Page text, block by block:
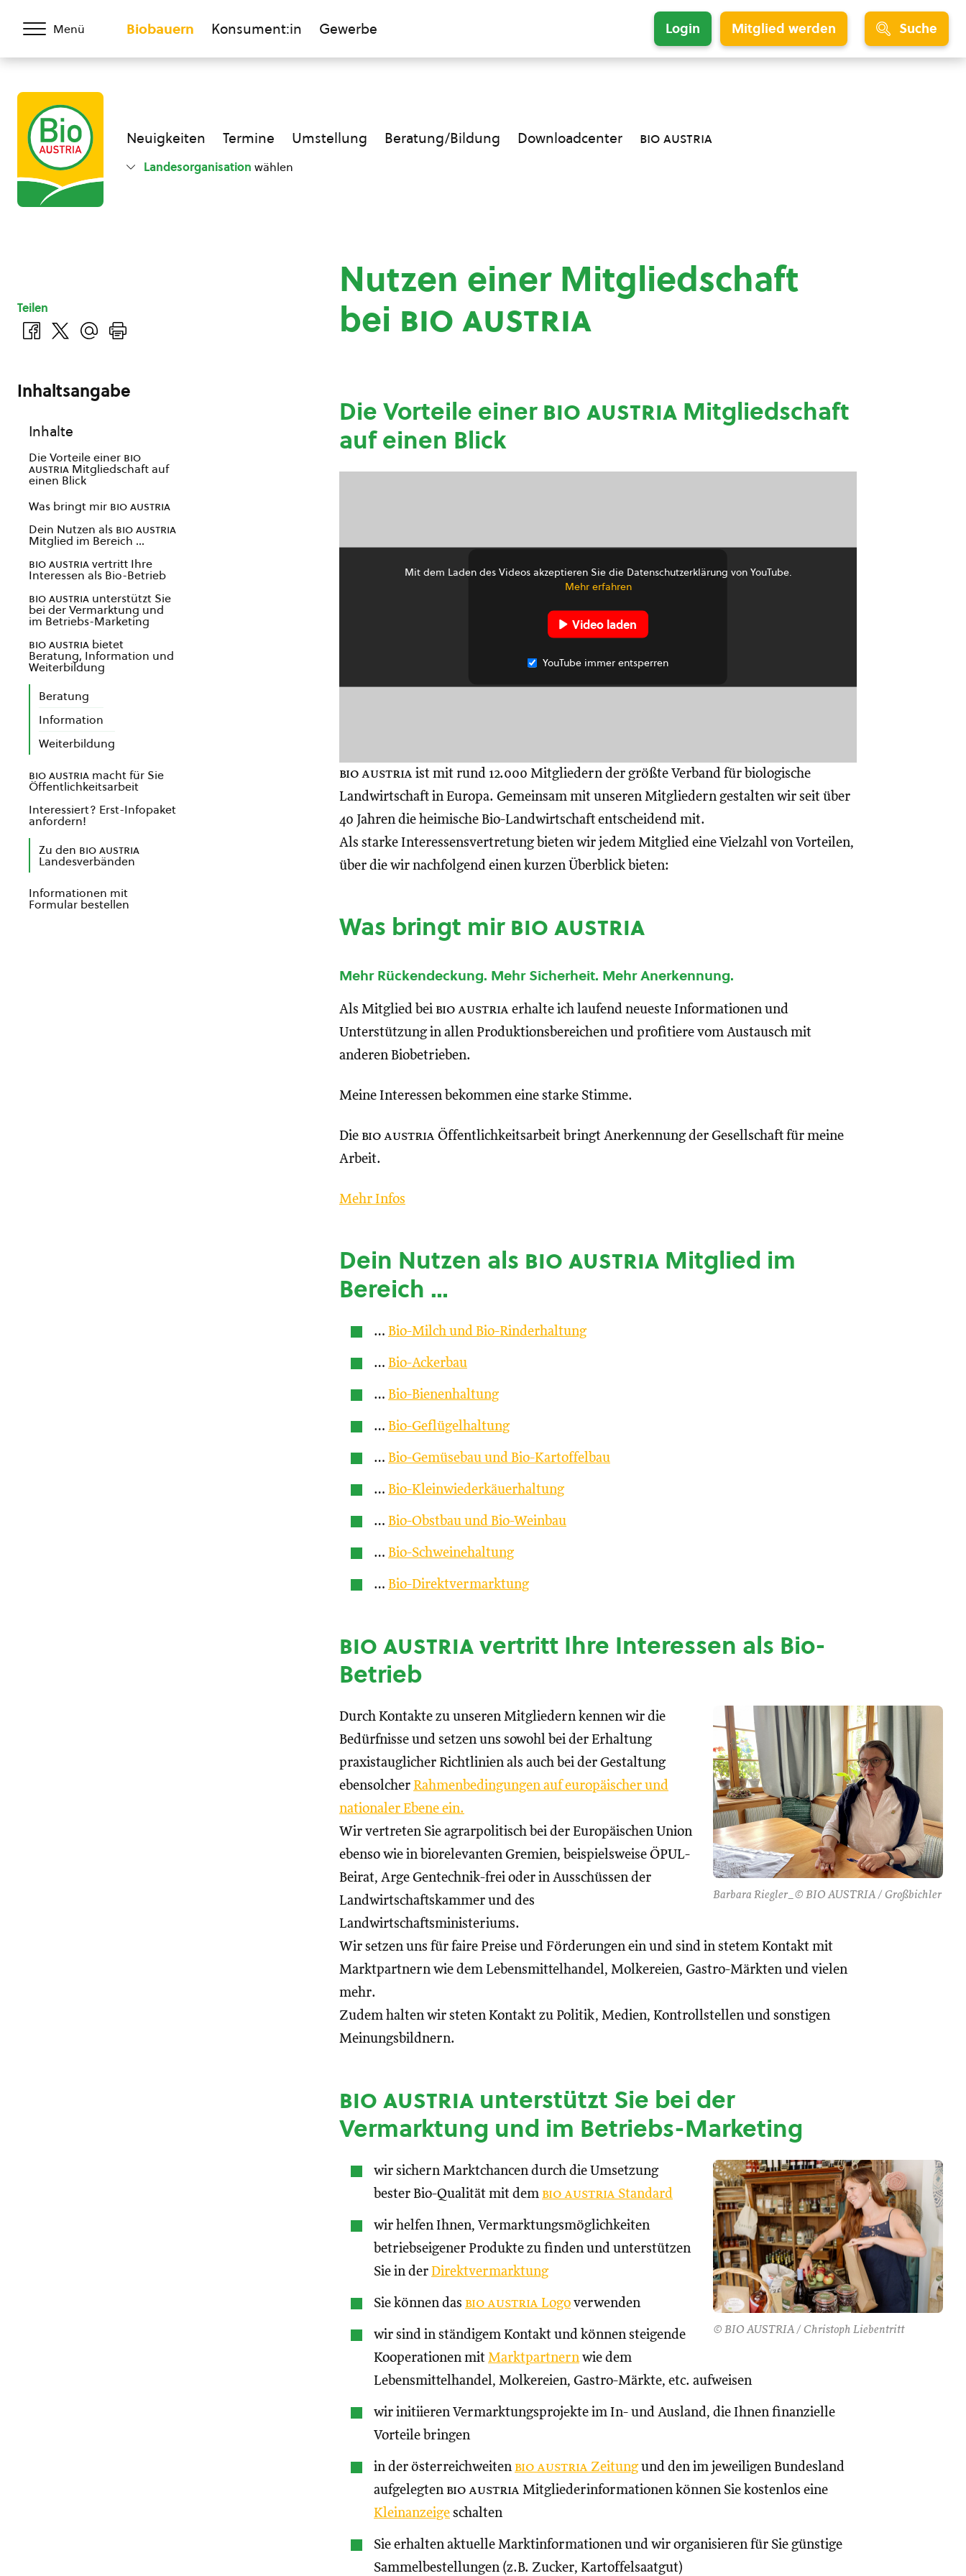
Menü Biobauern Konsument:in Gewerbe Login Mitglied werden Suche
Neuigkeiten Termine Umstellung Beratung/Bildung Downloadcenter bio austria
Landesorganisation wählen
Nutzen einer Mitgliedschaft
bei bio austria
Die Vorteile einerbio austria Mitgliedschaft
auf einen Blick
Mit dem Laden des Videos akzeptieren Sie die Datenschutzerklärung von YouTube.
Mehr erfahren
Video laden
YouTube immer entsperren
bio austria ist mit rund 12.000 Mitgliedern der größte Verband für biologische
Landwirtschaft in Europa. Gemeinsam mit unseren Mitgliedern gestalten wir seit über
40 Jahren die heimische Bio-Landwirtschaft entscheidend mit.
Als starke Interessensvertretung bieten wir jedem Mitglied eine Vielzahl von Vorteilen,
über die wir nachfolgend einen kurzen Überblick bieten:
Was bringt mirbio austria
Mehr Rückendeckung. Mehr Sicherheit. Mehr Anerkennung.
Als Mitglied bei bio austria erhalte ich laufend neueste Informationen und
Unterstützung in allen Produktionsbereichen und profitiere vom Austausch mit
anderen Biobetrieben.
Meine Interessen bekommen eine starke Stimme.
Die bio austria Öffentlichkeitsarbeit bringt Anerkennung der Gesellschaft für meine
Arbeit.
Mehr Infos
Dein Nutzen als bio austria Mitglied im
Bereich …
… Bio-Milch und Bio-Rinderhaltung
… Bio-Ackerbau
… Bio-Bienenhaltung
… Bio-Geflügelhaltung
… Bio-Gemüsebau und Bio-Kartoffelbau
… Bio-Kleinwiederkäuerhaltung
… Bio-Obstbau und Bio-Weinbau
… Bio-Schweinehaltung
… Bio-Direktvermarktung
bio austriavertritt Ihre Interessen als Bio-
Betrieb
Barbara Riegler_© BIO AUSTRIA / Großbichler
Durch Kontakte zu unseren Mitgliedern kennen wir die
Bedürfnisse und setzen uns sowohl bei der Erhaltung
praxistauglicher Richtlinien als auch bei der Gestaltung
ebensolcher Rahmenbedingungen auf europäischer und
nationaler Ebene ein.
Wir vertreten Sie agrarpolitisch bei der Europäischen Union
ebenso wie in biorelevanten Gremien, beispielsweise ÖPUL-
Beirat, Arge Gentechnik-frei oder in Ausschüssen der
Landwirtschaftskammer und des
Landwirtschaftsministeriums.
Wir setzen uns für faire Preise und Förderungen ein und sind in stetem Kontakt mit
Marktpartnern wie dem Lebensmittelhandel, Molkereien, Gastro-Märkten und vielen
mehr.
Zudem halten wir steten Kontakt zu Politik, Medien, Kontrollstellen und sonstigen
Meinungsbildnern.
bio austria unterstützt Sie bei der
Vermarktung und im Betriebs-Marketing
© BIO AUSTRIA / Christoph Liebentritt
wir sichern Marktchancen durch die Umsetzung
bester Bio-Qualität mit dem bio austria Standard
wir helfen Ihnen, Vermarktungsmöglichkeiten
betriebseigener Produkte zu finden und unterstützen
Sie in der Direktvermarktung
Sie können das bio austria Logo verwenden
wir sind in ständigem Kontakt und können steigende
Kooperationen mit Marktpartnernwie dem
Lebensmittelhandel, Molkereien, Gastro-Märkte, etc. aufweisen
wir initiieren Vermarktungsprojekte im In- und Ausland, die Ihnen finanzielle
Vorteile bringen
in der österreichweiten bio austria Zeitungund den im jeweiligen Bundesland
aufgelegten bio austria Mitgliederinformationen können Sie kostenlos eine
Kleinanzeige schalten
Sie erhalten aktuelle Marktinformationen und wir organisieren für Sie günstige
Sammelbestellungen (z.B. Zucker, Kartoffelsaatgut)
Teilen
Inhaltsangabe
Inhalte
Die Vorteile einer bio
austria Mitgliedschaft auf
einen Blick
Was bringt mir bio austria
Dein Nutzen als bio austria
Mitglied im Bereich …
bio austriavertritt Ihre
Interessen als Bio-Betrieb
bio austria unterstützt Sie
bei der Vermarktung und
im Betriebs-Marketing
bio austria bietet
Beratung, Information und
Weiterbildung
Beratung
Information
Weiterbildung
bio austria macht für Sie
Öffentlichkeitsarbeit
Interessiert? Erst-Infopaket
anfordern!
Zu den bio austria
Landesverbänden
Informationen mit
Formular bestellen